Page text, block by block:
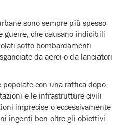
sono sempre più spesso
che causano indicibili
sotto bombardamenti
da aerei o da lanciatori
con una raffica dopo
e le infrastrutture civili
imprecise o eccessivamente
ingenti ben oltre gli obiettivi